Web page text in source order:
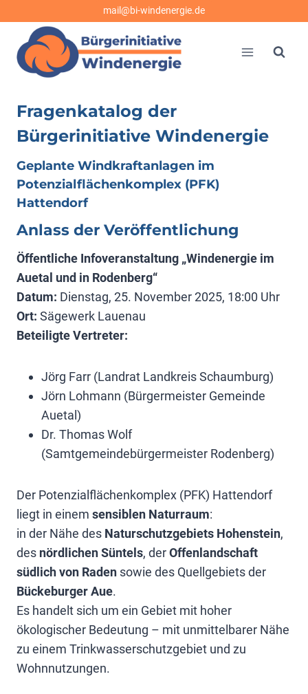
springen
mail@bi-windenergie.de
Fragenkatalog der
Bürgerinitiative Windenergie
Geplante Windkraftanlagen im
Potenzialflächenkomplex (PFK)
Hattendorf
Anlass der Veröffentlichung
Öffentliche Infoveranstaltung „Windenergie im
Auetal und in Rodenberg“
Datum: Dienstag, 25. November 2025, 18:00 Uhr
Ort: Sägewerk Lauenau
Beteiligte Vertreter:
Jörg Farr (Landrat Landkreis Schaumburg)
Jörn Lohmann (Bürgermeister Gemeinde
Auetal)
Dr. Thomas Wolf
(Samtgemeindebürgermeister Rodenberg)
Der Potenzialflächenkomplex (PFK) Hattendorf
liegt in einem sensiblen Naturraum:
in der Nähe des Naturschutzgebiets Hohenstein,
des nördlichen Süntels, derOffenlandschaft
südlich von Raden sowie des Quellgebiets der
Bückeburger Aue.
Es handelt sich um ein Gebiet mit hoher
ökologischer Bedeutung – mit unmittelbarer Nähe
zu einem Trinkwasserschutzgebiet und zu
Wohnnutzungen.